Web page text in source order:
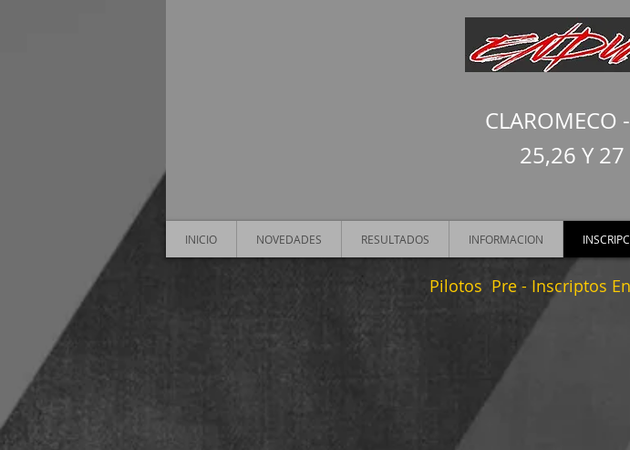
CLAROMECO
25,26 Y 27
Pilotos Pre - Inscriptos
INICIO NOVEDADES RESULTADOS INFORMACION